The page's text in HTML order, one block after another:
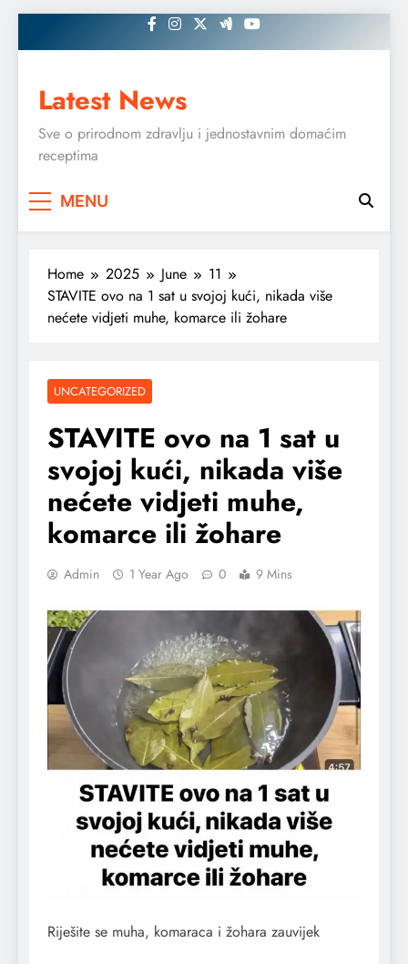
to
Latest News
Sve o prirodnom zdravlju i jednostavnim domaćim
receptima
MENU
Home 2025 June
11
STAVITE ovo na 1 sat u svojoj kući, nikada više
nećete vidjeti muhe, komarce ili žohare
UNCATEGORIZED
STAVITE ovo na 1 sat u
svojoj kući, nikada više
nećete vidjeti muhe,
komarce ili žohare
Admin 1 Year Ago 0 9 Mins
Riješite se muha, komaraca i žohara zauvijek